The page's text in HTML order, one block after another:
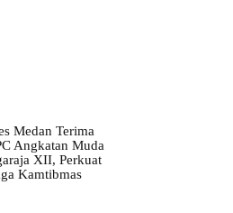
Medan Terima
Angkatan Muda
XII, Perkuat
Kamtibmas